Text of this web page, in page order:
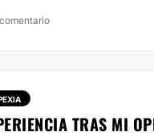
TRAS MI